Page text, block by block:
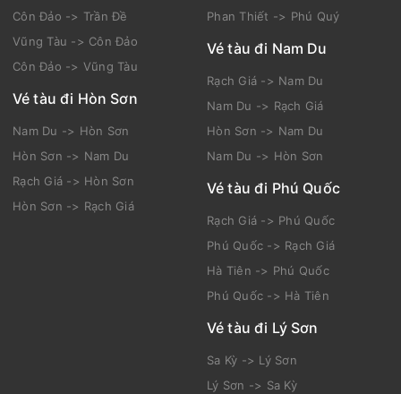
Côn Đảo -> Trần Đề
Vũng Tàu -> Côn Đảo
Côn Đảo -> Vũng Tàu
Vé tàu đi Hòn Sơn
Nam Du -> Hòn Sơn
Hòn Sơn -> Nam Du
Rạch Giá -> Hòn Sơn
Hòn Sơn -> Rạch Giá
Phan Thiết -> Phú Quý
Vé tàu đi Nam Du
Rạch Giá -> Nam Du
Nam Du -> Rạch Giá
Hòn Sơn -> Nam Du
Nam Du -> Hòn Sơn
Vé tàu đi Phú Quốc
Rạch Giá -> Phú Quốc
Phú Quốc -> Rạch Giá
Hà Tiên -> Phú Quốc
Phú Quốc -> Hà Tiên
Vé tàu đi Lý Sơn
Sa Kỳ -> Lý Sơn
Lý Sơn -> Sa Kỳ